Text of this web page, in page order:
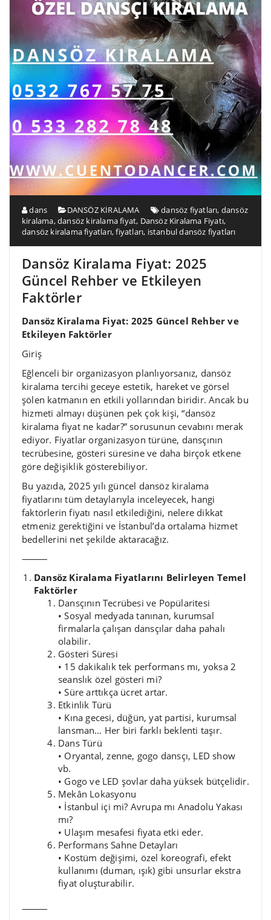
dans DANSÖZ KİRALAMA dansöz fiyatları, dansöz
kiralama,dansöz kiralama fiyat, Dansöz Kiralama Fiyatı,
dansöz kiralama fiyatları,fiyatları, istanbul dansöz fiyatları
Dansöz Kiralama Fiyat: 2025
Güncel Rehber ve Etkileyen
Faktörler
Dansöz Kiralama Fiyat: 2025 Güncel Rehber ve
Etkileyen Faktörler
Giriş
Eğlenceli bir organizasyon planlıyorsanız, dansöz
kiralama tercihi geceye estetik, hareket ve görsel
şölen katmanın en etkili yollarından biridir. Ancak bu
hizmeti almayı düşünen pek çok kişi, “dansöz
kiralama fiyat ne kadar?” sorusunun cevabını merak
ediyor. Fiyatlar organizasyon türüne, dansçının
tecrübesine, gösteri süresine ve daha birçok etkene
göre değişiklik gösterebiliyor.
Bu yazıda, 2025 yılı güncel dansöz kiralama
fiyatlarını tüm detaylarıyla inceleyecek, hangi
faktörlerin fiyatı nasıl etkilediğini, nelere dikkat
etmeniz gerektiğini ve İstanbul’da ortalama hizmet
bedellerini net şekilde aktaracağız.
⸻
Dansöz Kiralama Fiyatlarını Belirleyen Temel
Faktörler
Dansçının Tecrübesi ve Popülaritesi
• Sosyal medyada tanınan, kurumsal
firmalarla çalışan dansçılar daha pahalı
olabilir.
Gösteri Süresi
• 15 dakikalık tek performans mı, yoksa 2
seanslık özel gösteri mi?
• Süre arttıkça ücret artar.
Etkinlik Türü
• Kına gecesi, düğün, yat partisi, kurumsal
lansman… Her biri farklı beklenti taşır.
Dans Türü
• Oryantal, zenne, gogo dansçı, LED show
vb.
• Gogo ve LED şovlar daha yüksek bütçelidir.
Mekân Lokasyonu
• İstanbul içi mi? Avrupa mı Anadolu Yakası
mı?
• Ulaşım mesafesi fiyata etki eder.
Performans Sahne Detayları
• Kostüm değişimi, özel koreografi, efekt
kullanımı (duman, ışık) gibi unsurlar ekstra
fiyat oluşturabilir.
⸻